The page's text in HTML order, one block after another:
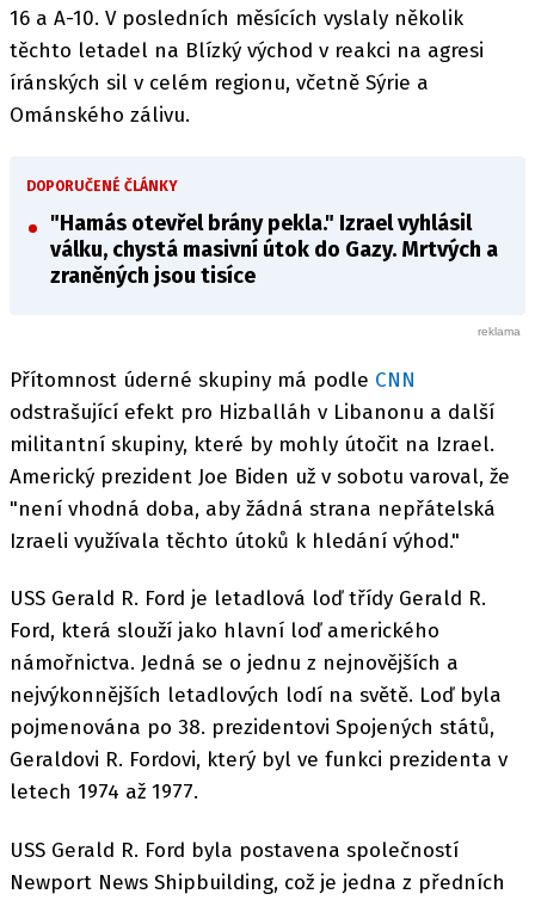
16 a A-10. V posledních měsících vyslaly několik
těchto letadel na Blízký východ v reakci na agresi
íránských sil v celém regionu, včetně Sýrie a
Ománského zálivu.
DOPORUČENÉ ČLÁNKY
"Hamás otevřel brány pekla." Izrael vyhlásil
válku, chystá masivní útok do Gazy. Mrtvých a
zraněných jsou tisíce
Přítomnost úderné skupiny má podle CNN
odstrašující efekt pro Hizballáh v Libanonu a další
militantní skupiny, které by mohly útočit na Izrael.
Americký prezident Joe Biden už v sobotu varoval, že
"není vhodná doba, aby žádná strana nepřátelská
Izraeli využívala těchto útoků k hledání výhod."
USS Gerald R. Ford je letadlová loď třídy Gerald R.
Ford, která slouží jako hlavní loď amerického
námořnictva. Jedná se o jednu z nejnovějších a
nejvýkonnějších letadlových lodí na světě. Loď byla
pojmenována po 38. prezidentovi Spojených států,
Geraldovi R. Fordovi, který byl ve funkci prezidenta v
letech 1974 až 1977.
USS Gerald R. Ford byla postavena společností
Newport News Shipbuilding, což je jedna z předních